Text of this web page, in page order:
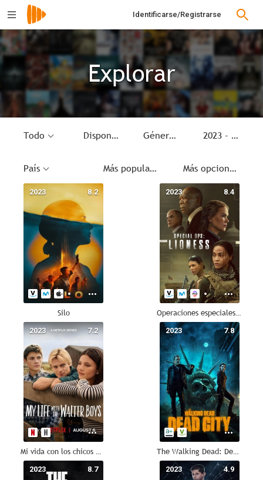
Identificarse/Registrarse
Explorar
Todo Disponible Género 2023 - 2023
País Más populares Más opciones
8.2
2023
Silo
8.4
2023
Operaciones especiales: Lioness
7.2
2023
Mi vida con los chicos Walter
7.8
2023
The Walking Dead: Dead City
8.7
2023 4.9
2023